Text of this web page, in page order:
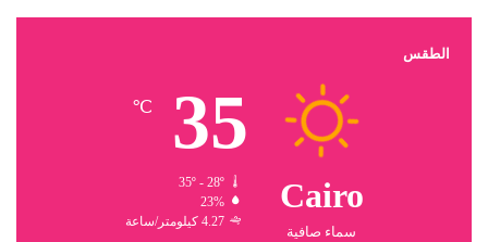
الطقس
Cairo
سماء صافية
35
℃
35º - 28º
23%
4.27 كيلومتر/ساعة